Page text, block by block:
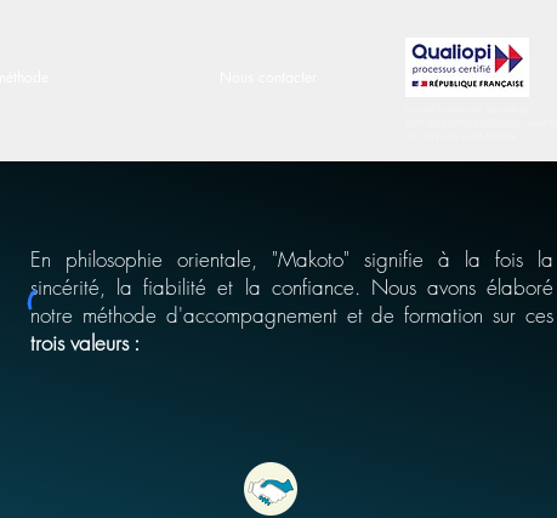
En philosophie orientale, "Makoto" signifie à la fois la
sincérité, la fiabilité et la confiance. Nous avons élaboré
notre méthode d'accompagnement et de formation sur ces
trois valeurs :